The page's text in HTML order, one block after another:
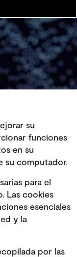
su
funciones
en su
su computador.
para el
Las cookies
esenciales
y la
por las